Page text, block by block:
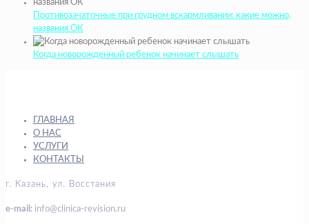
Противозачаточные при грудном вскармливании: какие можно,
названия ОК
Когда новорожденный ребенок начинает слышать
ГЛАВНАЯ
О НАС
УСЛУГИ
КОНТАКТЫ
г. Казань, ул. Восстания
e-mail: info@clinica-revision.ru